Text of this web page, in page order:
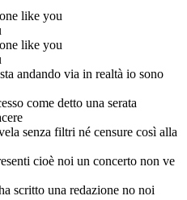
like you
like you
andando via in realtà io sono
come detto una serata
senza filtri né censure così alla
cioè noi un concerto non ve
scritto una redazione no noi